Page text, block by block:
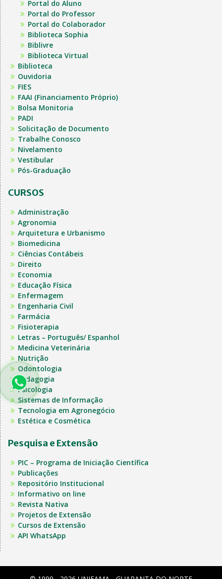
Portal do Aluno
Portal do Professor
Portal do Colaborador
Biblioteca Sophia
Biblivre
Biblioteca Virtual
Biblioteca
Ouvidoria
FIES
FAAI (Financiamento Próprio)
Bolsa Monitoria
PADI
Solicitação de Documento
Trabalhe Conosco
Nivelamento
Vestibular
Pós-Graduação
CURSOS
Administração
Agronomia
Arquitetura e Urbanismo
Biomedicina
Ciências Contábeis
Direito
Economia
Educação Física
Enfermagem
Engenharia Civil
Farmácia
Fisioterapia
Letras – Português/ Espanhol
Medicina Veterinária
Nutrição
Odontologia
Pedagogia
Psicologia
Sistemas de Informação
Tecnologia em Agronegócio
Estética e Cosmética
Pesquisa e Extensão
PIC – Programa de Iniciação Científica
Publicações
Repositório Institucional
Informativo on line
Revista Nativa
Projetos de Extensão
Cursos de Extensão
API WhatsApp